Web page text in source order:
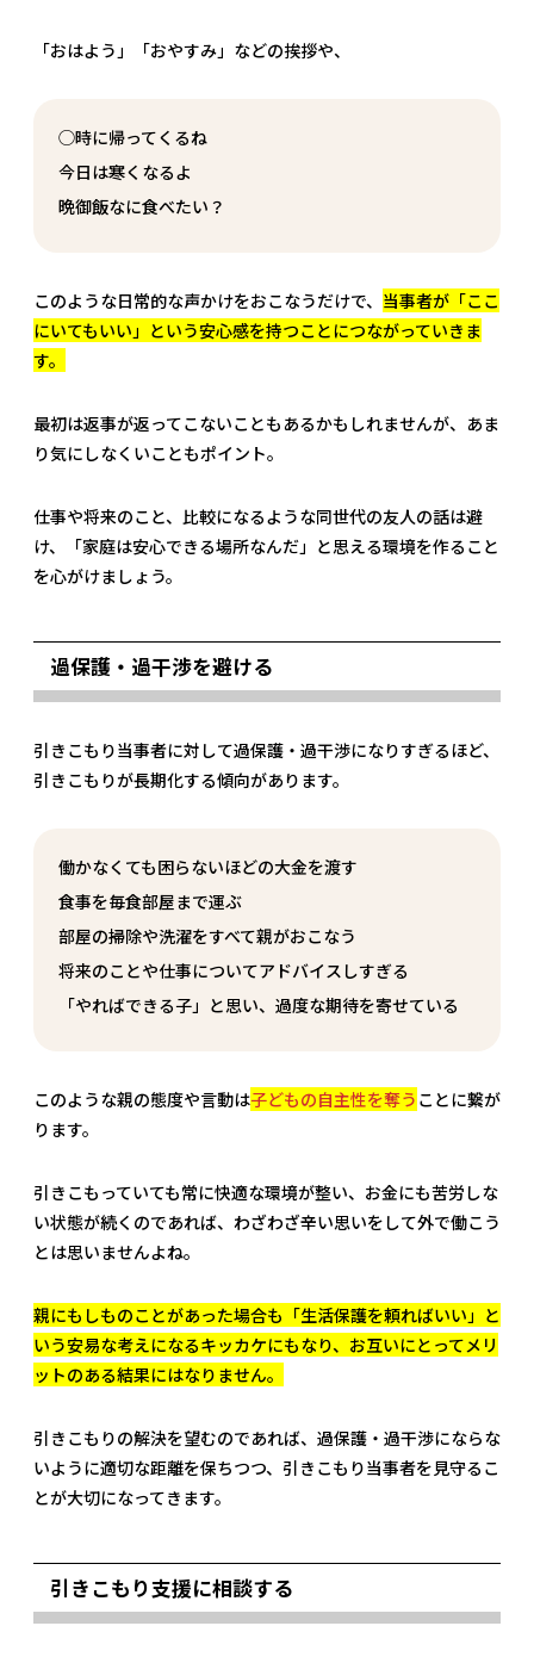
「おはよう」「おやすみ」などの挨拶や、
◯時に帰ってくるね
今日は寒くなるよ
晩御飯なに食べたい？
このような日常的な声かけをおこなうだけで、 当事者が「ここ
にいてもいい」という安心感を持つことにつながっていきま
す。
最初は返事が返ってこないこともあるかもしれませんが、あま
り気にしなくいこともポイント。
仕事や将来のこと、比較になるような同世代の友人の話は避
け、「家庭は安心できる場所なんだ」と思える環境を作ること
を心がけましょう。
過保護・過干渉を避ける
引きこもり当事者に対して過保護・過干渉になりすぎるほど、
引きこもりが長期化する傾向があります。
働かなくても困らないほどの大金を渡す
食事を毎食部屋まで運ぶ
部屋の掃除や洗濯をすべて親がおこなう
将来のことや仕事についてアドバイスしすぎる
「やればできる子」と思い、過度な期待を寄せている
このような親の態度や言動は子どもの自主性を奪う ことに繋が
ります。
引きこもっていても常に快適な環境が整い、お金にも苦労しな
い状態が続くのであれば、わざわざ辛い思いをして外で働こう
とは思いませんよね。
親にもしものことがあった場合も「生活保護を頼ればいい」と
いう安易な考えになるキッカケにもなり、お互いにとってメリ
ットのある結果にはなりません。
引きこもりの解決を望むのであれば、過保護・過干渉にならな
いように適切な距離を保ちつつ、引きこもり当事者を見守るこ
とが大切になってきます。
引きこもり支援に相談する